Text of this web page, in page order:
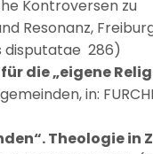
Kontroversen zu
Resonanz,
disputatae 286)
die „eigene
in:
Theologie in